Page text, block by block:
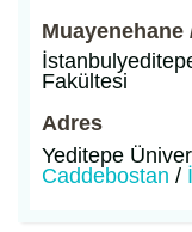
Fakültesi
Adres
Yeditepe
Caddebostan /